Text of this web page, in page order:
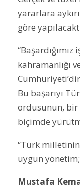
yararlara
göre
kahramanlığı
Bu başarıyı
ordusunun, bir
biçimde
“Türk
uygun
Mustafa